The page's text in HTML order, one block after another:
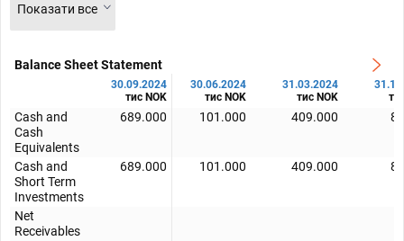
Показати все
Balance Sheet Statement
30.09.2024
тис NOK
30.06.2024
тис NOK
31.03.2024
тис NOK
Cash and
Cash
Equivalents
689.000 101.000 409.000
Cash and
Short Term
Investments
689.000 101.000 409.000
Net
Receivables